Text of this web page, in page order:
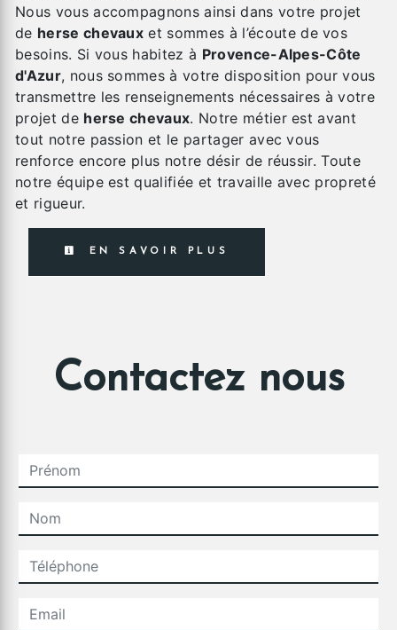
Nous vous accompagnons ainsi dans votre projet
de herse chevaux et sommes à l’écoute de vos
besoins. Si vous habitez à Provence-Alpes-Côte
d'Azur, nous sommes à votre disposition pour vous
transmettre les renseignements nécessaires à votre
projet de herse chevaux. Notre métier est avant
tout notre passion et le partager avec vous
renforce encore plus notre désir de réussir. Toute
notre équipe est qualifiée et travaille avec propreté
et rigueur.
EN SAVOIR PLUS
Contactez nous